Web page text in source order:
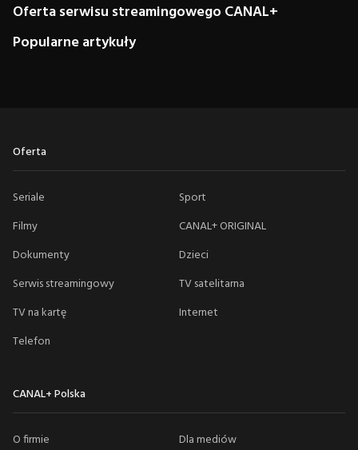
Oferta serwisu streamingowego CANAL+
Popularne artykuły
Oferta
Seriale
Sport
Filmy
CANAL+ ORIGINAL
Dokumenty
Dzieci
Serwis streamingowy
TV satelitarna
TV na kartę
Internet
Telefon
CANAL+ Polska
O firmie
Dla mediów